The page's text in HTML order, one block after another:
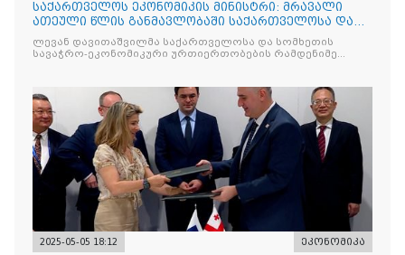
საქართველოს ეკონომიკის მინისტრი: მრავალი
ათეული წლის განმავლობაში საქართველოსა და
სომხეთს შორის მეგო
ლევან დავითაშვილმა საქართველოსა და სომხეთის
სავაჭრო-ეკონომიკური ურთიერთობების რამდენიმე
2025-05-05 18:12 ეკონომიკა